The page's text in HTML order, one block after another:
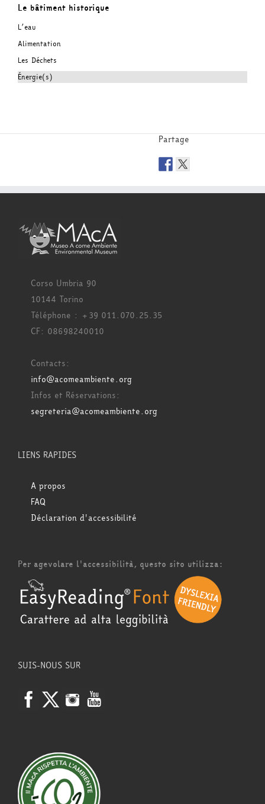
Le bâtiment historique
L’eau
Alimentation
Les Déchets
Énergie(s)
Partage
Corso Umbria 90
10144 Torino
Téléphone : +39 011.070.25.35
CF: 08698240010
Contacts:
info@acomeambiente.org
Infos et Réservations:
segreteria@acomeambiente.org
LIENS RAPIDES
A propos
FAQ
Déclaration d'accessibilité
Per agevolare l'accessibilità, questo sito utilizza:
SUIS-NOUS SUR